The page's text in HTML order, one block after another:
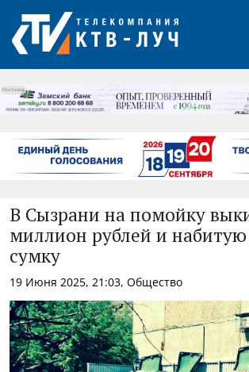
РЕКЛАМА
В Сызрани на помойку
миллион рублей и
сумку
19 Июня 2025, 21:03, Общество